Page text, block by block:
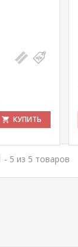
КУПИТЬ
- 5 из 5 товаров